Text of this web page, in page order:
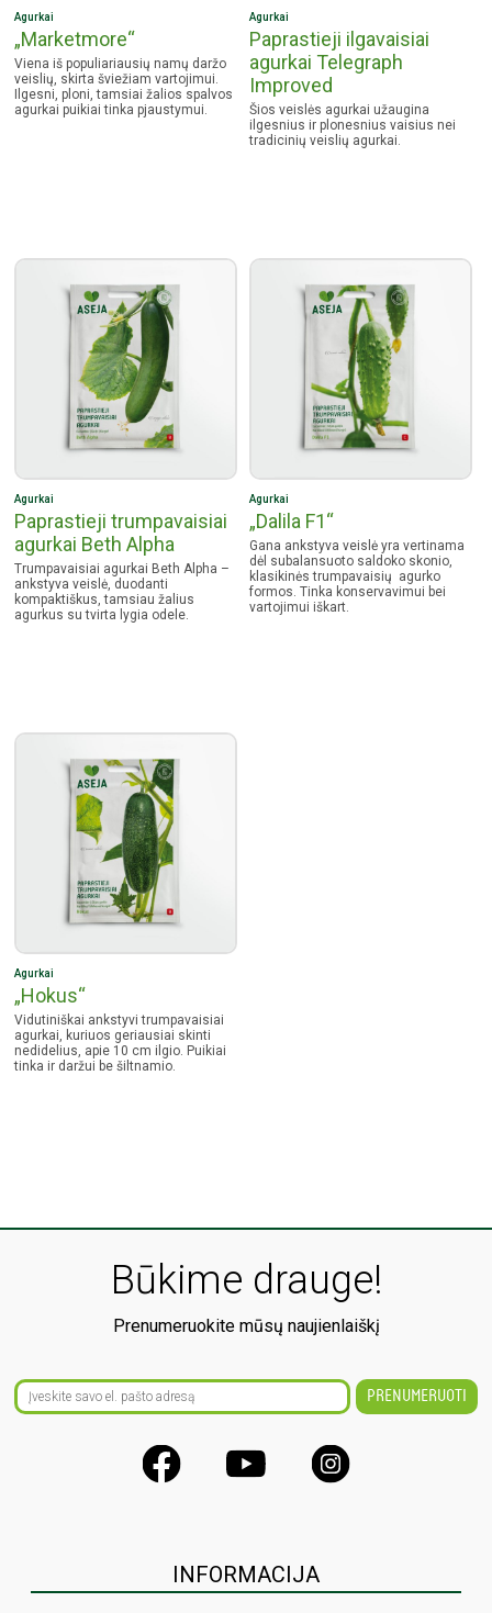
Agurkai
„Marketmore“
Viena iš populiariausių namų daržo
veislių, skirta šviežiam vartojimui.
Ilgesni, ploni, tamsiai žalios spalvos
agurkai puikiai tinka pjaustymui.
Agurkai
Paprastieji ilgavaisiai
agurkai Telegraph
Improved
Šios veislės agurkai užaugina
ilgesnius ir plonesnius vaisius nei
tradicinių veislių agurkai.
Agurkai
Paprastieji trumpavaisiai
agurkai Beth Alpha
Trumpavaisiai agurkai Beth Alpha –
ankstyva veislė, duodanti
kompaktiškus, tamsiau žalius
agurkus su tvirta lygia odele.
Agurkai
„Dalila F1“
Gana ankstyva veislė yra vertinama
dėl subalansuoto saldoko skonio,
klasikinės trumpavaisių agurko
formos. Tinka konservavimui bei
vartojimui iškart.
Agurkai
„Hokus“
Vidutiniškai ankstyvi trumpavaisiai
agurkai, kuriuos geriausiai skinti
nedidelius, apie 10 cm ilgio. Puikiai
tinka ir daržui be šiltnamio.
Būkime drauge!
Prenumeruokite mūsų naujienlaiškį
INFORMACIJA